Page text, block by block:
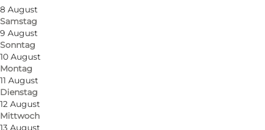
8 August
Samstag
9 August
Sonntag
10 August
Montag
11 August
Dienstag
12 August
Mittwoch
13 August